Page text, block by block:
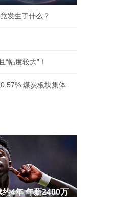
发生了什么？
幅度较大”！
煤炭板块集体
4年 年薪2400万